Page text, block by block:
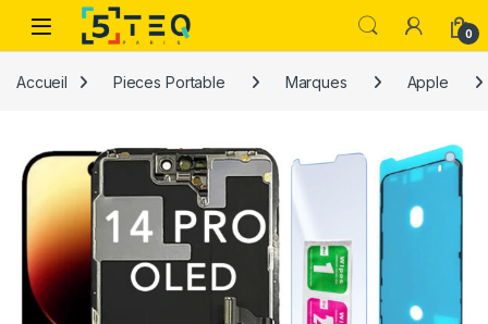
Passer à la navigation
Aller au contenu
0
Accueil Pieces Portable Marques Apple